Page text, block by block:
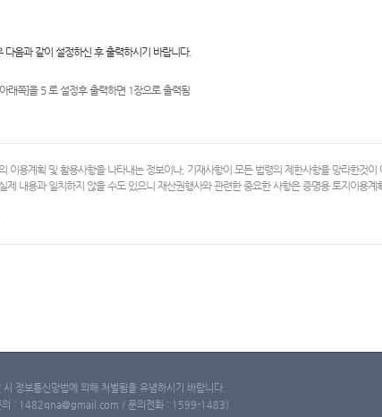
음과 같이 설정하신 후 출력하시기 바랍니다.
래쪽]을 5 로 설정후 출력하면 1장으로 출력됨
이용계획 및 활용사항을 나타내는 정보이나, 기재사항이 모든 법령의 제한사항을 망라한것이
제 내용과 일치하지 않을 수도 있으니 재산권행사와 관련한 중요한 사항은 증명용 토지이용
정보통신망법에 의해 처벌됨을 유념하시기 바랍니다.
의 : 1482qna@gmail.com / 문의전화 : 1599-1483)